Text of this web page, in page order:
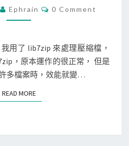
u
x
C
+
+
使
Ephrain
C
N
S
0 Comment
用了 lib7zip 來處理壓縮檔，
，原本運作的很正常， 但是
多檔案時，效能就變…
READ MOREREAD MORE